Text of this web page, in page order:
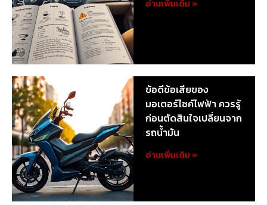
อ่านเพิ่มเติม »
ข้อดีข้อเสียของ
มอเตอร์ไซค์ไฟฟ้า ควรรู้
ก่อนตัดสินใจเปลี่ยนจาก
รถน้ำมัน
อ่านเพิ่มเติม »